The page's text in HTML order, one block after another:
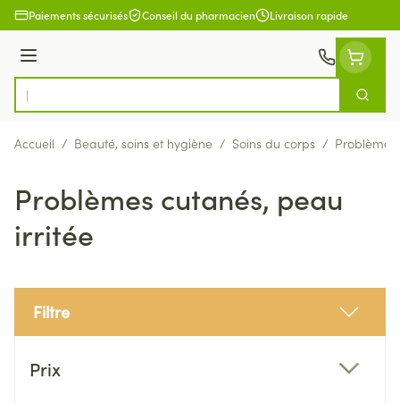
Aller au contenu
Paiements sécurisés Conseil du pharmacien Livraison rapide
Menu
Rechercher
Accueil / Beauté, soins et hygiène / Soins du corps /
Problèmes cutanés, peau
irritée
Filtre
Prix